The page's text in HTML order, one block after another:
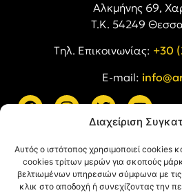
Διαχείριση
Αυτός ο ιστότοπος χρησιμοποιεί cookies
cookies τρίτων μερών για σκοπούς
βελτιωμένων υπηρεσιών σύμφωνα με
κλικ στο αποδοχή ή συνεχίζοντας την
Αλκμήνης 69,
Τ.Κ. 54249
Tηλ. Επικοινωνίας: +30
E-mail: